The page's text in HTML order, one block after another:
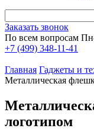
Заказать звонок
По всем вопросам
+7 (499) 348-11-41
Главная Гаджеты и
Металлическая
логотипом